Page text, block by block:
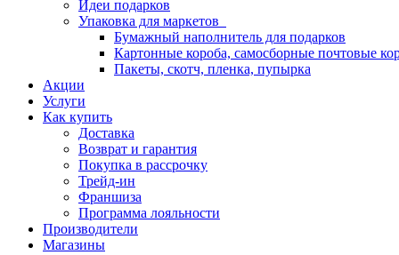
Идеи подарков
Упаковка для маркетов
Бумажный наполнитель для подарков
Картонные короба, самосборные почтовые
Пакеты, скотч, пленка, пупырка
Акции
Услуги
Как купить
Доставка
Возврат и гарантия
Покупка в рассрочку
Трейд-ин
Франшиза
Программа лояльности
Производители
Магазины